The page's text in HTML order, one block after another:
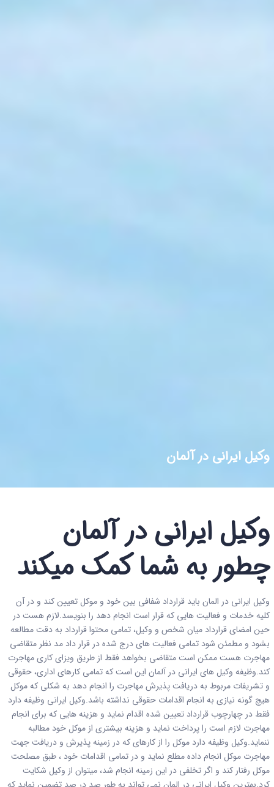
وکیل ایرانی در آلمان
وکیل ایرانی در آلمان
چطور به شما کمک میکند
وکیل ایرانی در المان باید قرارداد شفافی بین خود و موکل تعیین کند و در آن
کلیه خدمات و فعالیت هایی که قرار است انجام دهد را بنویسد.لازم هست در
حین امضای قرارداد میان شخص و وکیل، تمامی محتوا قرارداد به دقت مطالعه
بشود و مطمئن شود تمامی فعالیت های درج شده در قرار داد مد نظر متقاضی
مهاجرت هست ممکن است متقاضی بخواهد فقط از طریق ویزای کاری مهاجرت
کند.وظیفه وکیل های ایرانی در آلمان این است که تمامی کارهای اداری، حقوقی
و تشریفات مربوط به دریافت پذیرش مهاجرت را انجام دهد به شکلی که موکل
هیچ گونه نیازی به انجام اقدامات حقوقی نداشته باشد.وکیل ایرانی وظیفه دارد
فقط در چهارچوب قرارداد تعیین شده اقدام نماید و هزینه هایی که برای انجام
مهاجرت لازم است را پرداخت نماید و هزینه بیشتری از موکل خود مطالبه
ننماید.وکیل وظیفه دارد موکل را از کارهای که در زمینه پذیرش و دریافت جهت
مهاجرت موکل انجام داده مطلع نماید و در تمامی اقدامات خود ، طبق مصلحت
موکل رفتار کند و اگر تخلفی در این زمینه انجام شد، میتوان از وکیل شکایت